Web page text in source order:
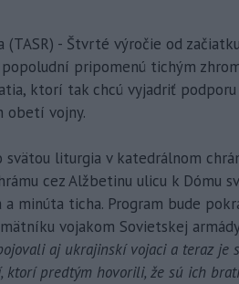
(TASR) - Štvrté výročie od
pripomenú tichým
ktorí tak chcú vyjadriť
obetí vojny.
svätou liturgia v katedrálnom
cez Alžbetinu ulicu k Dómu
minúta ticha. Program bude
vojakom Sovietskej
aj ukrajinskí vojaci a teraz je
predtým hovorili, že sú ich